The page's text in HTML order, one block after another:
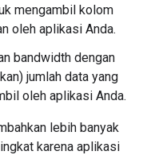
mengambil kolom
oleh aplikasi Anda.
bandwidth dengan
jumlah data yang
oleh aplikasi Anda.
lebih banyak
karena aplikasi